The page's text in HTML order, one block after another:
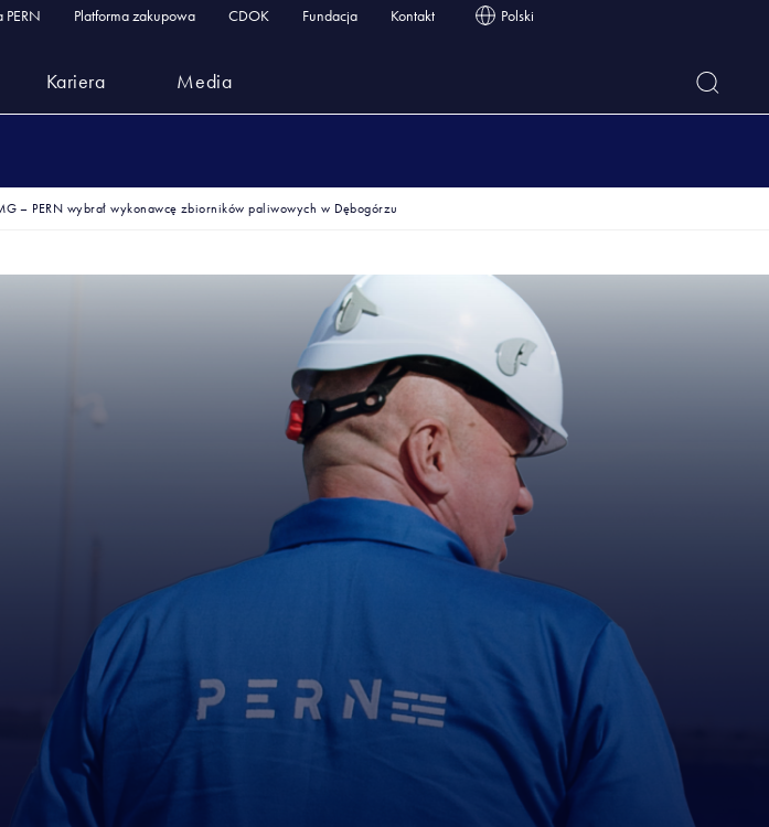
Platforma zakupowa CDOK Fundacja Kontakt Polski
Kariera Media
– PERN wybrał wykonawcę zbiorników paliwowych w Dębogórzu